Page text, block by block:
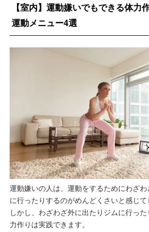
【室内】運動嫌いでもできる体力
運動メニュー4選
運動嫌いの人は、運動をするためにわざ
に行ったりするのがめんどくさいと感じて
しかし、わざわざ外に出たりジムに行っ
力作りは実践できます。